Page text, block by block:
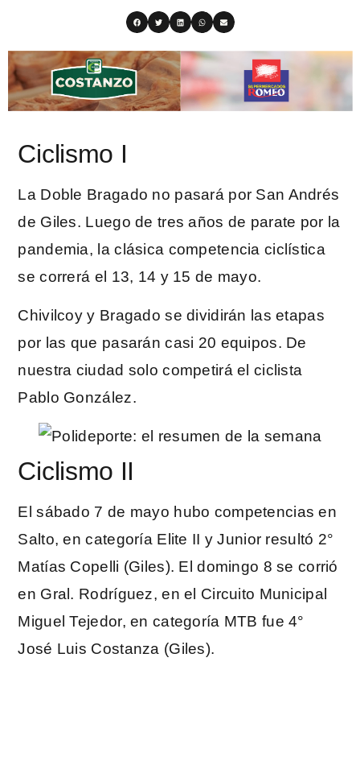
Ciclismo I
La Doble Bragado no pasará por San Andrés
de Giles. Luego de tres años de parate por la
pandemia, la clásica competencia ciclística
se correrá el 13, 14 y 15 de mayo.
Chivilcoy y Bragado se dividirán las etapas
por las que pasarán casi 20 equipos. De
nuestra ciudad solo competirá el ciclista
Pablo González.
Ciclismo II
El sábado 7 de mayo hubo competencias en
Salto, en categoría Elite II y Junior resultó 2°
Matías Copelli (Giles). El domingo 8 se corrió
en Gral. Rodríguez, en el Circuito Municipal
Miguel Tejedor, en categoría MTB fue 4°
José Luis Costanza (Giles).